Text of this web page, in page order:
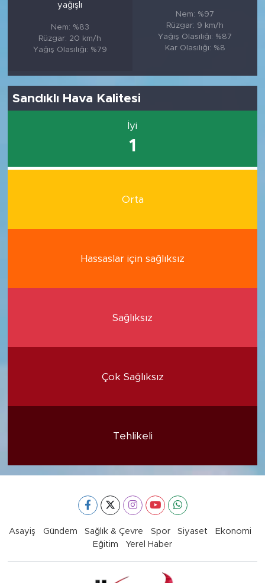
yağışlı
Nem: %83
Rüzgar: 20 km/h
Yağış Olasılığı: %79
Nem: %97
Rüzgar: 9 km/h
Yağış Olasılığı: %87
Kar Olasılığı: %8
Sandıklı Hava Kalitesi
İyi
1
Orta
Hassaslar için sağlıksız
Sağlıksız
Çok Sağlıksız
Tehlikeli
Asayiş Gündem Sağlık & Çevre Spor Siyaset
Ekonomi
Eğitim
Yerel Haber